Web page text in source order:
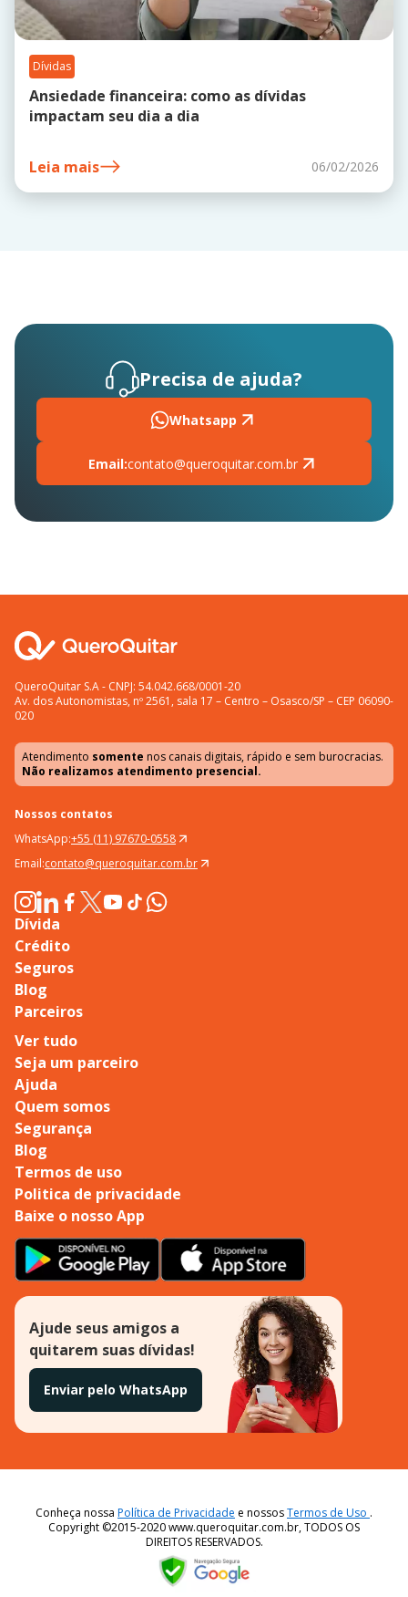
Dívidas
Ansiedade financeira: como as dívidas
impactam seu dia a dia
Leia mais 06/02/2026
Precisa de ajuda?
Whatsapp
Email:contato@queroquitar.com.br
QueroQuitar S.A - CNPJ: 54.042.668/0001-20
Av. dos Autonomistas, nº 2561, sala 17 – Centro – Osasco/SP – CEP 06090-
020
Atendimento somente nos canais digitais, rápido e sem burocracias.
Não realizamos atendimento presencial.
Nossos contatos
WhatsApp:+55 (11) 97670-0558
Email:contato@queroquitar.com.br
Dívida
Crédito
Seguros
Blog
Parceiros
Ver tudo
Seja um parceiro
Ajuda
Quem somos
Segurança
Blog
Termos de uso
Politica de privacidade
Baixe o nosso App
Ajude seus amigos a
quitarem suas dívidas!
Enviar pelo WhatsApp
Conheça nossa Política de Privacidade e nossosTermos de Uso .
Copyright ©2015-2020 www.queroquitar.com.br, TODOS OS
DIREITOS RESERVADOS.